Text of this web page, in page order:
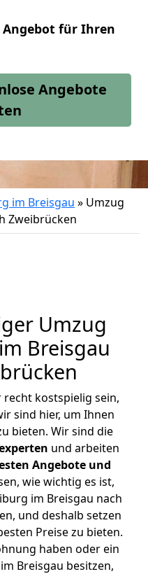
Angebot für Ihren
Angebote
im Breisgau » Umzug
Zweibrücken
Umzug
Breisgau
kostspielig sein,
sind hier, um Ihnen
bieten. Wir sind die
und arbeiten
Angebote und
wie wichtig es ist,
im Breisgau nach
und deshalb setzen
Preise zu bieten.
haben oder ein
Breisgau besitzen,